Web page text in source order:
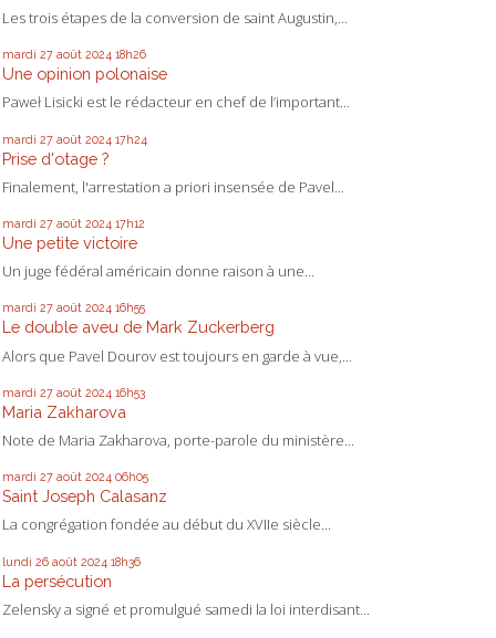
Les trois étapes de la conversion de saint Augustin,...
mardi 27 août 2024 18h26
Une opinion polonaise
Paweł Lisicki est le rédacteur en chef de l’important...
mardi 27 août 2024 17h24
Prise d'otage ?
Finalement, l'arrestation a priori insensée de Pavel...
mardi 27 août 2024 17h12
Une petite victoire
Un juge fédéral américain donne raison à une...
mardi 27 août 2024 16h55
Le double aveu de Mark Zuckerberg
Alors que Pavel Dourov est toujours en garde à vue,...
mardi 27 août 2024 16h53
Maria Zakharova
Note de Maria Zakharova, porte-parole du ministère...
mardi 27 août 2024 06h05
Saint Joseph Calasanz
La congrégation fondée au début du XVIIe siècle...
lundi 26 août 2024 18h36
La persécution
Zelensky a signé et promulgué samedi la loi interdisant...